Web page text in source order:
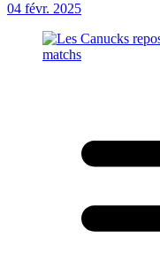
04 févr. 2025